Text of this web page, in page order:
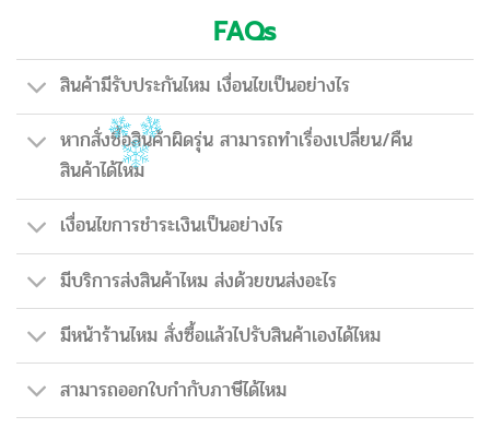
FAQs
สินค้ามีรับประกันไหม เงื่อนไขเป็นอย่างไร
หากสั่งซื้อสินค้าผิดรุ่น สามารถทำเรื่องเปลี่ยน/คืน
สินค้าได้ไหม
เงื่อนไขการชำระเงินเป็นอย่างไร
มีบริการส่งสินค้าไหม ส่งด้วยขนส่งอะไร
มีหน้าร้านไหม สั่งซื้อแล้วไปรับสินค้าเองได้ไหม
สามารถออกใบกำกับภาษีได้ไหม